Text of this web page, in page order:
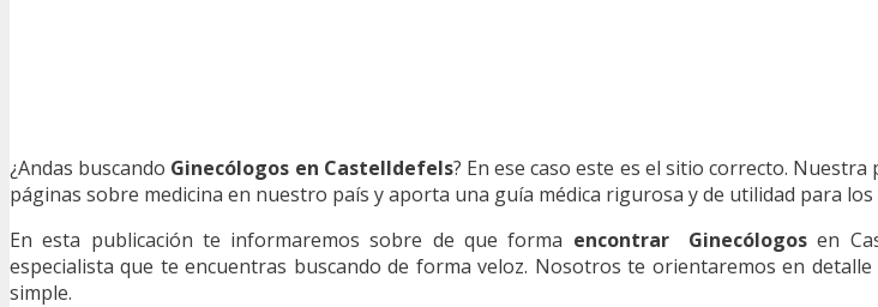
¿Andas buscando Ginecólogos en Castelldefels? En ese caso este es el sitio correcto.
páginas sobre medicina en nuestro país y aporta una guía médica rigurosa y de utilidad para los
En esta publicación te informaremos sobre de que forma encontrar Ginecólogos en
especialista que te encuentras buscando de forma veloz. Nosotros te orientaremos en
simple.